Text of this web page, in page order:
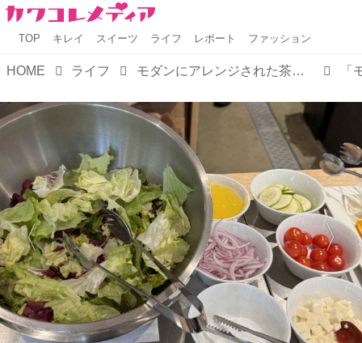
TOP キレイ スイーツ ライフ レポート ファッション
HOME ライフ モダンにアレンジされた茶屋体験♡”お茶”がテーマ【ホテル1899東京】で癒しのステイを